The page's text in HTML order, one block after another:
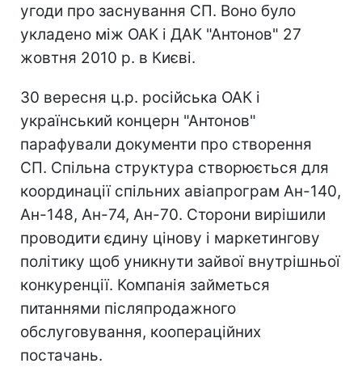
угоди про заснування СП. Воно було
укладено між ОАК і ДАК "Антонов" 27
жовтня 2010 р. в Києві.
30 вересня ц.р. російська ОАК і
український концерн "Антонов"
парафували документи про створення
СП. Спільна структура створюється для
координації спільних авіапрограм Ан-140,
Ан-148, Ан-74, Ан-70. Сторони вирішили
проводити єдину цінову і маркетингову
політику щоб уникнути зайвої внутрішньої
конкуренції. Компанія займеться
питаннями післяпродажного
обслуговування, коопераційних
постачань.